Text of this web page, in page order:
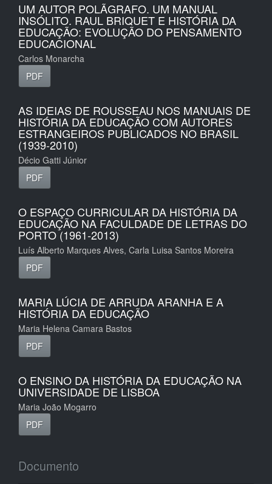
UM AUTOR POLÃGRAFO. UM MANUAL
INSÓLITO. RAUL BRIQUET E HISTÓRIA DA
EDUCAÇÃO: EVOLUÇÃO DO PENSAMENTO
EDUCACIONAL
Carlos Monarcha
PDF
AS IDEIAS DE ROUSSEAU NOS MANUAIS DE
HISTÓRIA DA EDUCAÇÃO COM AUTORES
ESTRANGEIROS PUBLICADOS NO BRASIL
(1939-2010)
Décio Gatti Júnior
PDF
O ESPAÇO CURRICULAR DA HISTÓRIA DA
EDUCAÇÃO NA FACULDADE DE LETRAS DO
PORTO (1961-2013)
Luís Alberto Marques Alves, Carla Luisa Santos Moreira
PDF
MARIA LÚCIA DE ARRUDA ARANHA E A
HISTÓRIA DA EDUCAÇÃO
Maria Helena Camara Bastos
PDF
O ENSINO DA HISTÓRIA DA EDUCAÇÃO NA
UNIVERSIDADE DE LISBOA
Maria João Mogarro
PDF
Documento